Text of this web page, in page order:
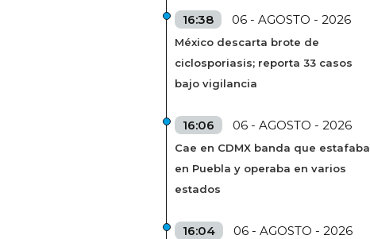
16:38 06 - AGOSTO - 2026
México descarta brote de
ciclosporiasis; reporta 33 casos
bajo vigilancia
16:06 06 - AGOSTO - 2026
Cae en CDMX banda que estafaba
en Puebla y operaba en varios
estados
16:04 06 - AGOSTO - 2026